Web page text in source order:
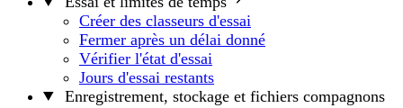
Créer des classeurs d'essai
Fermer après un délai donné
Vérifier l'état d'essai
Jours d'essai restants
Enregistrement, stockage et fichiers compagnons